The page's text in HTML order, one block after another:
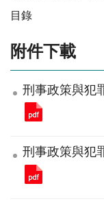
目錄
附件下載
刑事政策與犯
刑事政策與犯